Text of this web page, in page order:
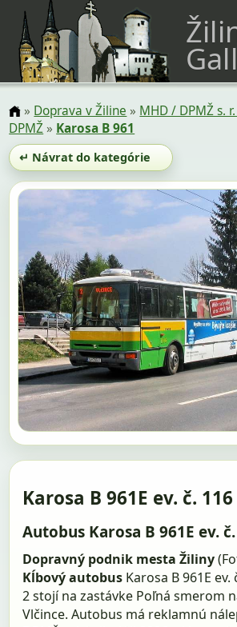
» Doprava v Žiline » MHD / DPMŽ s.
DPMŽ» Karosa B 961
↵ Návrat do kategórie
Karosa B 961E ev. č. 116
Autobus Karosa B 961E ev.
Dopravný podnik mesta Žiliny
Kĺbový autobus Karosa B 961E
2 stojí na zastávke Poľná smerom
Vlčince. Autobus má reklamnú